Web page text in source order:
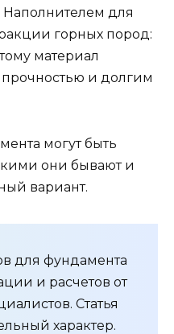
для
горных пород:
материал
и долгим
могут быть
они бывают и
вариант.
для фундамента
и расчетов от
Статья
характер.